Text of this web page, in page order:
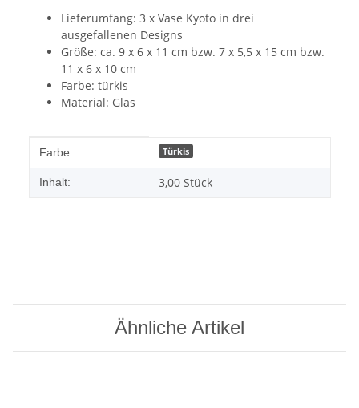
Lieferumfang: 3 x Vase Kyoto in drei
ausgefallenen Designs
Größe: ca. 9 x 6 x 11 cm bzw. 7 x 5,5 x 15 cm bzw.
11 x 6 x 10 cm
Farbe: türkis
Material: Glas
Produkteigenschaft
Wert
Farbe: Türkis
Inhalt: 3,00 Stück
Ähnliche Artikel